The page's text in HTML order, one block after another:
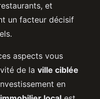
et
un facteur décisif
aspects vous
de la ville ciblée
en